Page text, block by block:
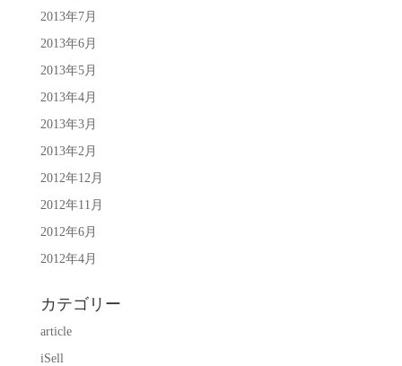
2013年7月
2013年6月
2013年5月
2013年4月
2013年3月
2013年2月
2012年12月
2012年11月
2012年6月
2012年4月
カテゴリー
article
iSell